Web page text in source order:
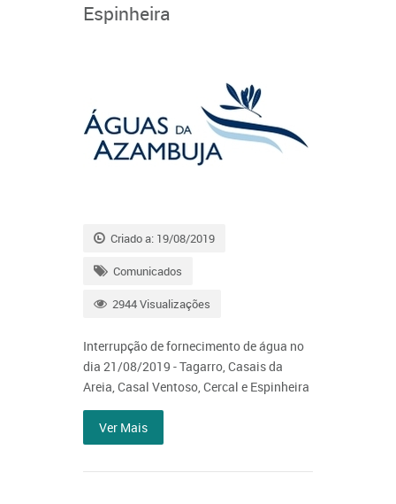
Espinheira
Criado a: 19/08/2019
Comunicados
2944 Visualizações
Interrupção de fornecimento de água no
dia 21/08/2019 - Tagarro, Casais da
Areia, Casal Ventoso, Cercal e Espinheira
Ver Mais